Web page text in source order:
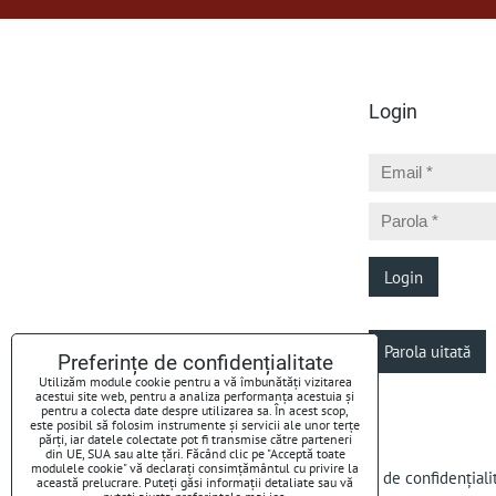
Login
Login
Parola uitată
Preferințe de confidențialitate Declarația de
Preferințe de confidențialitate
Utilizăm module cookie pentru a vă îmbunătăți vizitarea
acestui site web, pentru a analiza performanța acestuia și
pentru a colecta date despre utilizarea sa. În acest scop,
este posibil să folosim instrumente și servicii ale unor terțe
părți, iar datele colectate pot fi transmise către parteneri
din UE, SUA sau alte țări. Făcând clic pe "Acceptă toate
modulele cookie" vă declarați consimțământul cu privire la
această prelucrare. Puteți găsi informații detaliate sau vă